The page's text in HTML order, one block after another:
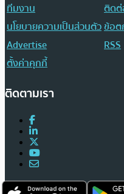
ทีมงาน
ติดต่
นโยบายความเป็นส่วนตัวข้อต
Advertise
RSS
ตั้งค่าคุกกี้
ติดตามเรา